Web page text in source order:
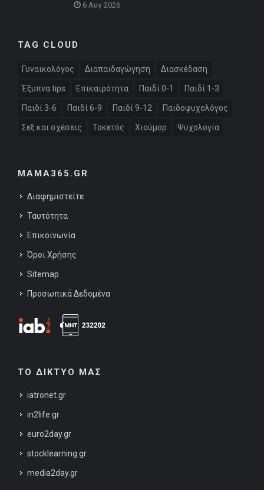
6 Αυγ 2026
TAG CLOUD
Γυναικολόγος Διαπαιδαγώγηση Διασκέδαση
Έξυπνα tips Επικαιρότητα Παιδί 0-1 Παιδί 1-3
Παιδί 3-6 Παιδί 6-9 Παιδί 9-12 Παιδοψυχολόγος
Σεξ και σχέσεις Τοκετός Χιούμορ Ψυχολογία
MAMA365.GR
Διαφημιστείτε
Ταυτότητα
Επικοινωνία
Όροι Χρήσης
Sitemap
Προσωπικά Δεδομένα
ΤΟ ΔΙΚΤΥΟ ΜΑΣ
iatronet.gr
in2life.gr
euro2day.gr
stocklearning.gr
media2day.gr